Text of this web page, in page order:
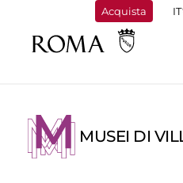
Acquista
MUSEI DI